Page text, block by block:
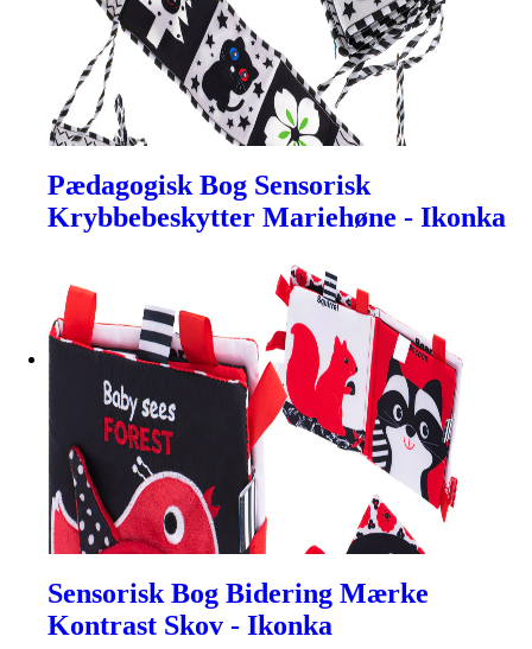
Pædagogisk Bog Sensorisk
Krybbebeskytter Mariehøne - Ikonka
Sensorisk Bog Bidering Mærke
Kontrast Skov - Ikonka